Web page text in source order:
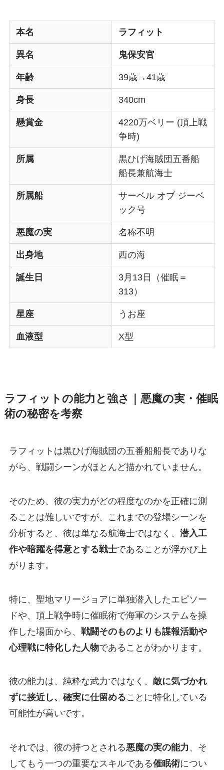
本名 ラフィット
異名 鬼保安官
年齢 39歳→41歳
身長 340cm
懸賞金
4220万ベリー (頂上戦
争時)
所属
黒ひげ海賊団五番船
船長兼航海士
所属船
サーベル オブ ジーベ
ック号
悪魔の実 名称不明
出身地 西の海
誕生日
3月13日（催眠＝
313）
星座 うお座
血液型 X型
ラフィットの能力と強さ｜悪魔の実・催眠
術の秘密を考察
ラフィットは黒ひげ海賊団の五番船船長でありな
がら、戦闘シーンがほとんど描かれていません。
そのため、彼の実力がどの程度なのかを正確に測
ることは難しいですが、これまでの登場シーンを
分析すると、彼は単なる航海士ではなく、 潜入工
作や暗躍を得意とする戦士であることが浮かび上
がります。
特に、聖地マリージョアに単独潜入したエピソー
ドや、頂上戦争時に催眠術で海軍のシステムを操
作した場面から、 戦闘そのものよりも諜報活動や
心理戦に特化した人物であることがわかります。
彼の能力は、純粋な武力ではなく、 敵に気づかれ
ずに接近し、確実に仕留めることに特化している
可能性が高いです。
それでは、彼の持つとされる悪魔の実の能力 、そ
してもう一つの重要なスキルである催眠術につい